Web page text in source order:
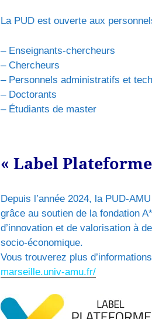
La PUD est ouverte aux
– Enseignants-chercheurs
– Chercheurs
– Personnels administratifs et
– Doctorants
– Étudiants de master
« Label
Depuis l’année 2024, la PUD-
grâce au soutien de la fondation
d’innovation et de valorisation à
socio-économique.
Vous trouverez plus
marseille.univ-amu.fr/